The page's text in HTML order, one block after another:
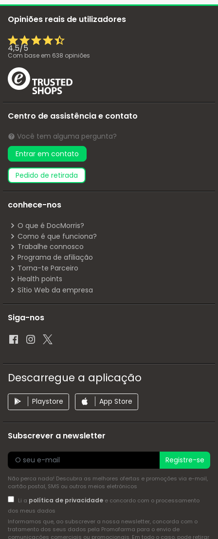
Opiniões reais de utilizadores
4,5/5
Com base em 638 opiniões
Centro de assistência e contato
Você tem alguma pergunta?
Entrar em contato
pedido de retirada
conhece-nos
O que é DocMorris?
Como é que funciona?
Trabalhe connosco
Programa de afiliação
Torna-te Parceiro
Health points
Sítio Web da empresa
Siga-nos
Descarregue a aplicação
Playstore App Store
Subscrever a newsletter
Registre-se
Não perca nada! Descubra as melhores ofertas e promoções via e-mail,
cartão postal, SMS ou outros meios eletrónicos
Li a política de privacidadee concordo com o processamento
dos meus dados
Informamos que, ao subscrever a nossa newsletter, concorda com o
tratamento dos seus dados pela Promofarma para o envio de
comunicações comerciais ou promocionais. Em todo o caso, pode retirar